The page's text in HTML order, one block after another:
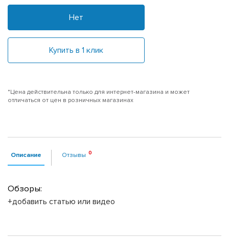
Нет
Купить в 1 клик
*Цена действительна только для интернет-магазина и может
отличаться от цен в розничных магазинах
Описание Отзывы
Обзоры:
+добавить статью или видео